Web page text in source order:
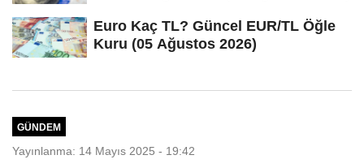
Euro Kaç TL? Güncel EUR/TL Öğle
Kuru (05 Ağustos 2026)
GÜNDEM
Yayınlanma: 14 Mayıs 2025 - 19:42